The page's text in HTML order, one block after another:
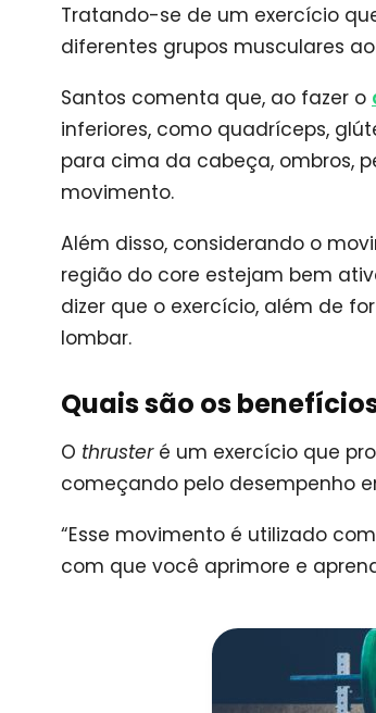
Tratando-se de um exercício
diferentes grupos musculares
Santos comenta que, ao fazer o
inferiores, como quadríceps,
para cima da cabeça, ombros,
movimento.
Além disso, considerando o
região do core estejam bem
dizer que o exercício, além de
lombar.
Quais são os
O thrusteré um exercício que
começando pelo desempenho
“Esse movimento é utilizado
com que você aprimore e